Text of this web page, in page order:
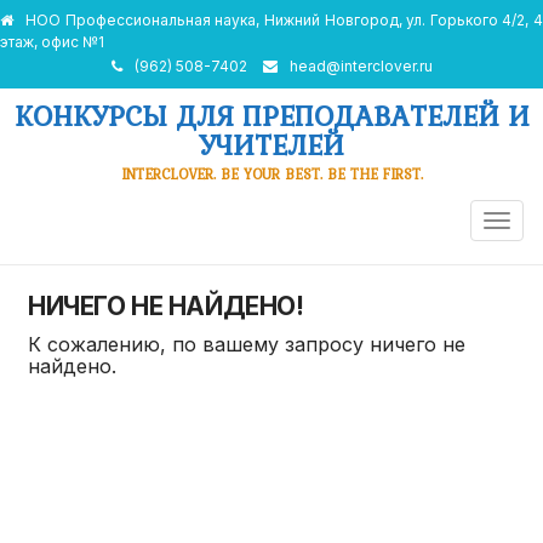
НОО Профессиональная наука, Нижний Новгород, ул. Горького 4/2, 4
этаж, офис №1
(962) 508-7402
head@interclover.ru
КОНКУРСЫ ДЛЯ ПРЕПОДАВАТЕЛЕЙ И
УЧИТЕЛЕЙ
INTERCLOVER. BE YOUR BEST. BE THE FIRST.
НИЧЕГО НЕ НАЙДЕНО!
К сожалению, по вашему запросу ничего не
найдено.